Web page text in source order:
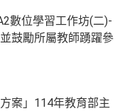
數位學習工作坊(二)-
鼓勵所屬教師踴躍參
案」114年教育部主